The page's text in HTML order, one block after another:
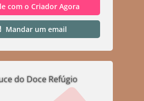
com o Criador Agora
Mandar um email